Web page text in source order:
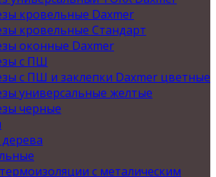
кровельные Daxmer
кровельные Стандарт
оконные Daxmer
с ПШ
с ПШ и заклепки Daxmer цветные
универсальные желтые
черные
с металическим